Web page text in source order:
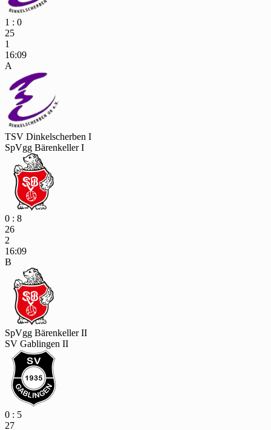
1 : 0
25
1
16:09
A
TSV Dinkelscherben I
SpVgg Bärenkeller I
0 : 8
26
2
16:09
B
SpVgg Bärenkeller II
SV Gablingen II
0 : 5
27